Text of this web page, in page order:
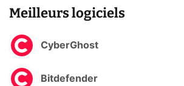
Meilleurs logiciels
CyberGhost
Bitdefender